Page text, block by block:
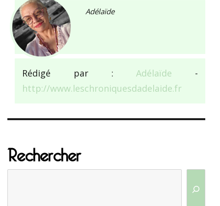
Adélaïde
Rédigé par :Adélaïde -
http://www.leschroniquesdadelaide.fr
Rechercher